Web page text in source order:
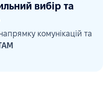
вибір та
комунікацій та